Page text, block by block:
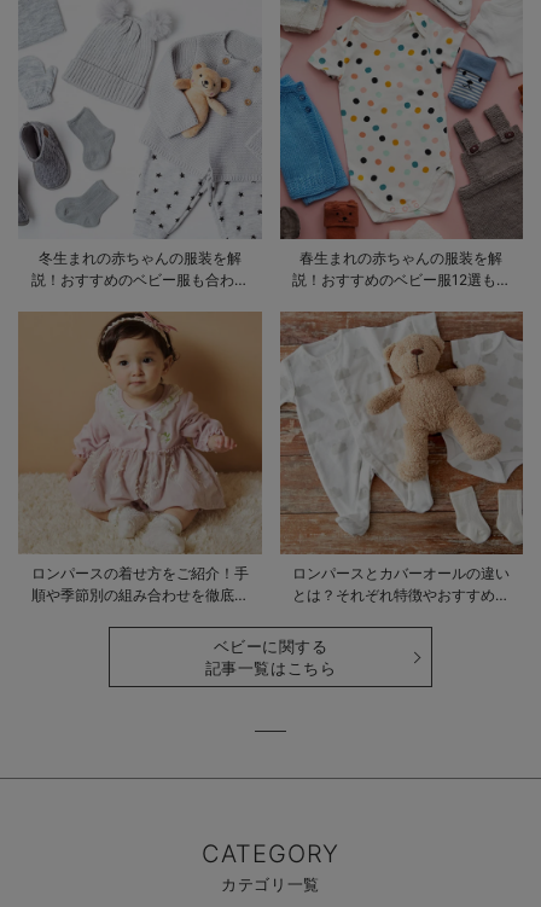
冬生まれの赤ちゃんの服装を解
説！おすすめのベビー服も合わせ
春生まれの赤ちゃんの服装を解
説！おすすめのベビー服12選も合
ロンパースの着せ方をご紹介！手
順や季節別の組み合わせを徹底解
ロンパースとカバーオールの違い
とは？それぞれ特徴やおすすめ商
ベビーに関する
記事一覧はこちら
CATEGORY
カテゴリ一覧